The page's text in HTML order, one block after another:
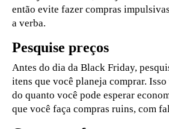
então evite fazer compras
a verba.
Pesquise preços
Antes do dia da Black Friday,
itens que você planeja comprar.
do quanto você pode esperar
que você faça compras ruins, com